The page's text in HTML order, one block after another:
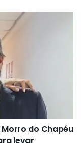
do Chapéu
levar